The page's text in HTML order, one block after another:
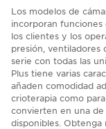
Los modelos de
incorporan funciones
los clientes y los
presión, ventiladores
serie con todas las
Plus tiene varias
añaden comodidad
crioterapia como
convierten en una de
disponibles. Obtenga